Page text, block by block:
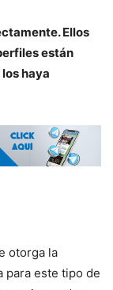
Ellos
están
haya
otorga la
para este tipo de